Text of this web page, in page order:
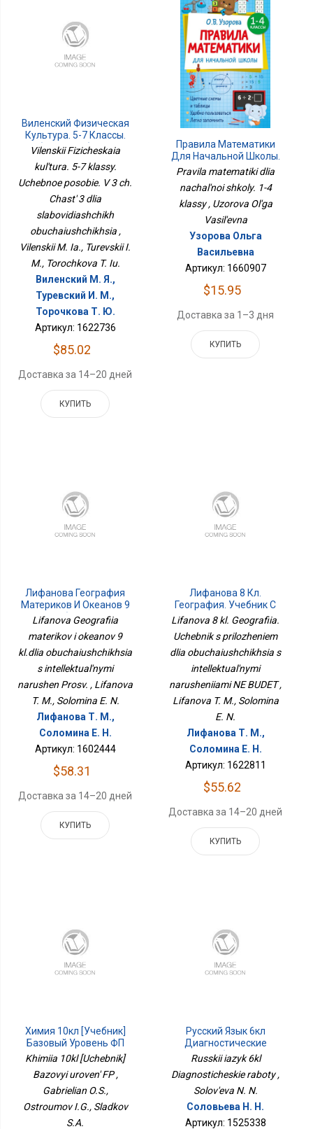
Виленский Физическая
Культура. 5-7 Классы.
Учебное Пособие. В 3 Ч.
Слабовидящих
Обучающихся
Vilenskii Fizicheskaia
kul'tura. 5-7 klassy.
Uchebnoe posobie. V 3 ch.
Chast' 3 dlia
slabovidiashchikh
obuchaiushchikhsia ,
Vilenskii M. Ia., Turevskii I.
M., Torochkova T. Iu.
Виленский М. Я.,
Туревский И. М.,
Торочкова Т. Ю.
Артикул: 1622736
$85.02
Доставка за 14–20 дней
КУПИТЬ
Правила Математики
Для Начальной Школы.
1-4 Классы
Pravila matematiki dlia
nachal'noi shkoly. 1-4
klassy , Uzorova Ol'ga
Vasil'evna
Узорова Ольга
Васильевна
Артикул: 1660907
$15.95
Доставка за 1–3 дня
КУПИТЬ
Лифанова География
Материков И Океанов 9
Кл.для Обучающихся С
Интеллектуальными
Нарушен Просв.
Lifanova Geografiia
materikov i okeanov 9
kl.dlia obuchaiushchikhsia
s intellektual'nymi
narushen Prosv. , Lifanova
T. M., Solomina E. N.
Лифанова Т. М.,
Соломина Е. Н.
Артикул: 1602444
$58.31
Доставка за 14–20 дней
КУПИТЬ
Лифанова 8 Кл.
География. Учебник С
Приложением Для
Обучающихся С
Интеллектуальными
Нарушениями НЕ БУДЕТ
Lifanova 8 kl. Geografiia.
Uchebnik s prilozheniem
dlia obuchaiushchikhsia s
intellektual'nymi
narusheniiami NE BUDET ,
Lifanova T. M., Solomina
E. N.
Лифанова Т. М.,
Соломина Е. Н.
Артикул: 1622811
$55.62
Доставка за 14–20 дней
КУПИТЬ
Химия 10кл [Учебник]
Базовый Уровень ФП
Khimiia 10kl [Uchebnik]
Bazovyi uroven' FP ,
Gabrielian O.S.,
Ostroumov I.G., Sladkov
S.A.
Русский Язык 6кл
Диагностические
Работы
Russkii iazyk 6kl
Diagnosticheskie raboty ,
Solov'eva N. N.
Соловьева Н. Н.
Артикул: 1525338